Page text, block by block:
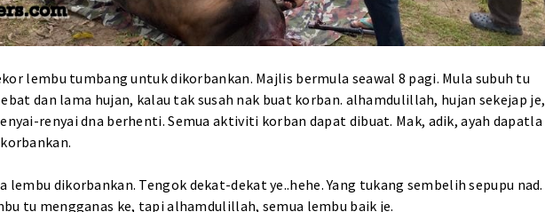
lembu tumbang untuk dikorbankan. Majlis bermula seawal 8 pagi. Mula subuh tu
dan lama hujan, kalau tak susah nak buat korban. alhamdulillah, hujan sekejap je,
renyai dna berhenti. Semua aktiviti korban dapat dibuat. Mak, adik, ayah dapatla
lembu dikorbankan. Tengok dekat-dekat ye..hehe. Yang tukang sembelih sepupu nad.
tu mengganas ke, tapi alhamdulillah, semua lembu baik je.